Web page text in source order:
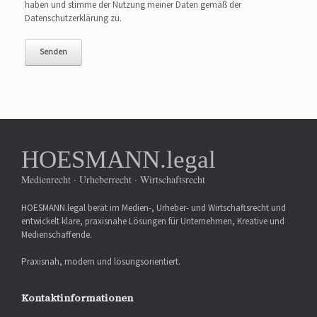
haben und stimme der Nutzung meiner Daten gemäß der
Datenschutzerklärung zu.
HOESMANN.legal
Medienrecht · Urheberrecht · Wirtschaftsrecht
HOESMANN.legal berät im Medien-, Urheber- und Wirtschaftsrecht und
entwickelt klare, praxisnahe Lösungen für Unternehmen, Kreative und
Medienschaffende.
Praxisnah, modern und lösungsorientiert.
Kontaktinformationen